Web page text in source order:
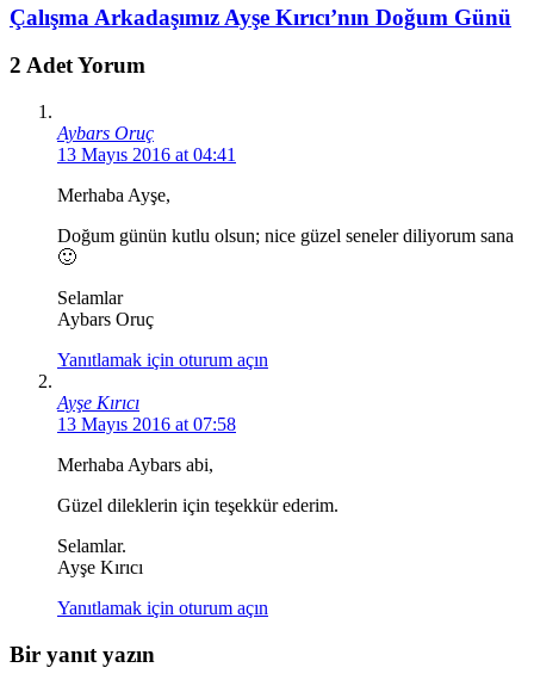
Çalışma Arkadaşımız Ayşe Kırıcı’nın Doğum Günü
2 Adet Yorum
Aybars Oruç
13 Mayıs 2016 at 04:41
Merhaba Ayşe,
Doğum günün kutlu olsun; nice güzel seneler diliyorum sana
🙂
Selamlar
Aybars Oruç
Yanıtlamak için oturum açın
Ayşe Kırıcı
13 Mayıs 2016 at 07:58
Merhaba Aybars abi,
Güzel dileklerin için teşekkür ederim.
Selamlar.
Ayşe Kırıcı
Yanıtlamak için oturum açın
Bir yanıt yazın